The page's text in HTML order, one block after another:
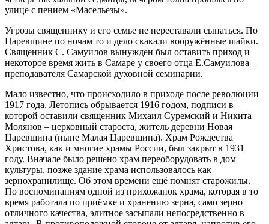
улице с пением «Масельезы».
Угрозы священнику и его семье не переставали сыпаться. По
Царевщине по ночам то и дело скакали вооружённые шайки.
Священник С. Самуилов вынужден был оставить приход и
некоторое время жить в Самаре у своего отца Е.Самуилова –
преподавателя Самарской духовной семинарии.
Мало известно, что происходило в приходе после революции
1917 года. Летопись обрывается 1916 годом, подписи в
которой оставили священник Михаил Суремский и Никита
Молянов – церковный староста, житель деревни Новая
Царевщина (ныне Малая Царевщина). Храм Рождества
Христова, как и многие храмы России, был закрыт в 1931
году. Вначале было решено храм переоборудовать в дом
культуры, позже здание храма использовалось как
зернохранилище. Об этом времени ещё помнят старожилы.
По воспоминаниям одной из прихожанок храма, которая в то
время работала по приёмке и хранению зерна, само зерно
отличного качества, элитное засыпали непосредственно в